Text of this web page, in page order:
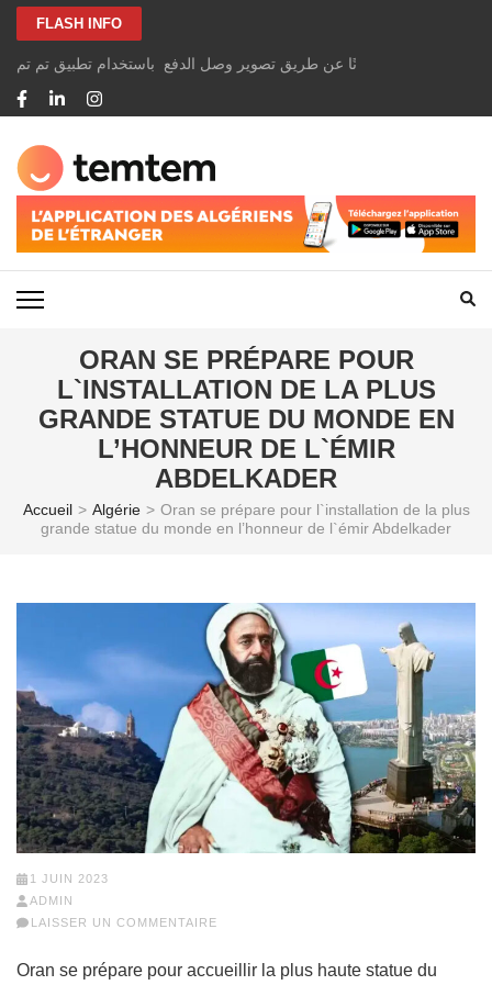
Aller
au
contenu
(Pressez
Entrée)
FLASH INFO
بك بسهولة ومجانًا عن طريق تصوير وصل الدفع باستخدام تطبيق تم تم
TEMTEM NEWS
ORAN SE PRÉPARE POUR
L`INSTALLATION DE LA PLUS
GRANDE STATUE DU MONDE EN
L’HONNEUR DE L`ÉMIR
ABDELKADER
Accueil > Algérie > Oran se prépare pour l`installation de la plus
grande statue du monde en l’honneur de l`émir Abdelkader
1 JUIN 2023
ADMIN
LAISSER UN COMMENTAIRE
Oran se prépare pour accueillir la plus haute statue du